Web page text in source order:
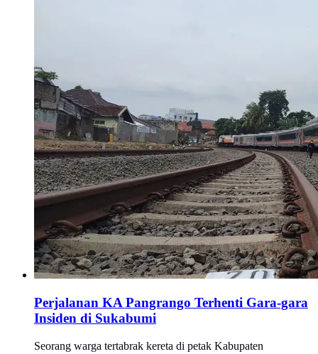
Perjalanan KA Pangrango Terhenti Gara-gara
Insiden di Sukabumi
Seorang warga tertabrak kereta di petak Kabupaten